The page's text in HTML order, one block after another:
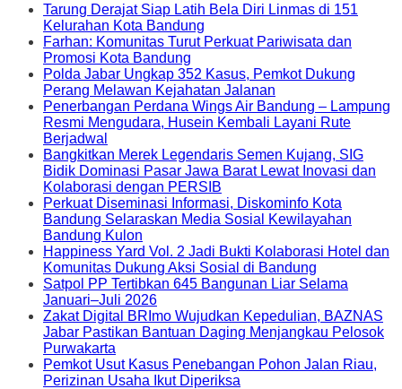
Tarung Derajat Siap Latih Bela Diri Linmas di 151
Kelurahan Kota Bandung
Farhan: Komunitas Turut Perkuat Pariwisata dan
Promosi Kota Bandung
Polda Jabar Ungkap 352 Kasus, Pemkot Dukung
Perang Melawan Kejahatan Jalanan
Penerbangan Perdana Wings Air Bandung – Lampung
Resmi Mengudara, Husein Kembali Layani Rute
Berjadwal
Bangkitkan Merek Legendaris Semen Kujang, SIG
Bidik Dominasi Pasar Jawa Barat Lewat Inovasi dan
Kolaborasi dengan PERSIB
Perkuat Diseminasi Informasi, Diskominfo Kota
Bandung Selaraskan Media Sosial Kewilayahan
Bandung Kulon
Happiness Yard Vol. 2 Jadi Bukti Kolaborasi Hotel dan
Komunitas Dukung Aksi Sosial di Bandung
Satpol PP Tertibkan 645 Bangunan Liar Selama
Januari–Juli 2026
Zakat Digital BRImo Wujudkan Kepedulian, BAZNAS
Jabar Pastikan Bantuan Daging Menjangkau Pelosok
Purwakarta
Pemkot Usut Kasus Penebangan Pohon Jalan Riau,
Perizinan Usaha Ikut Diperiksa